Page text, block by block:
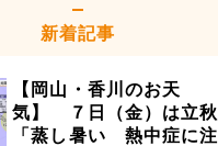
新着記事
【岡山・香川のお天
気】 ７日（金）は立秋
「蒸し暑い 熱中症に注